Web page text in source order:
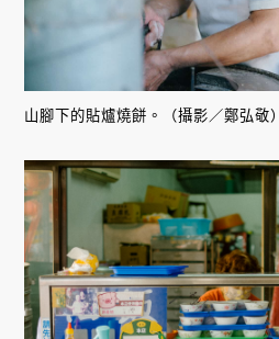
山腳下的貼爐燒餅。（攝影／鄭弘敬）